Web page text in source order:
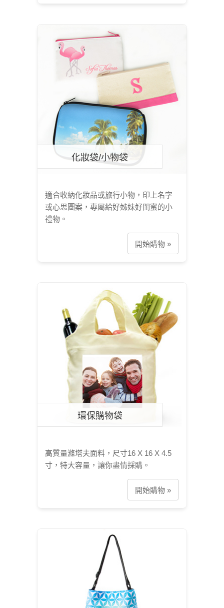
化妝袋/小物袋
適合收納化妝品或旅行小物，印上名字
或心思圖案，專屬給好姊妹好閨蜜的小
禮物。
開始購物 »
環保購物袋
高質量滌塔夫面料，尺寸16 X 16 X 4.5
寸，特大容量，讓你盡情採購。
開始購物 »